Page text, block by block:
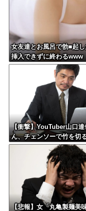
女友達とお風呂で勃■起し
挿入できずに終わるwww
【衝撃】YouTuber山口達
ん、チェンソーで竹を切
で600万再生を突破して
正直、こう言うのでいい
なw w w w w w w w
【悲報】女「丸亀製麺美